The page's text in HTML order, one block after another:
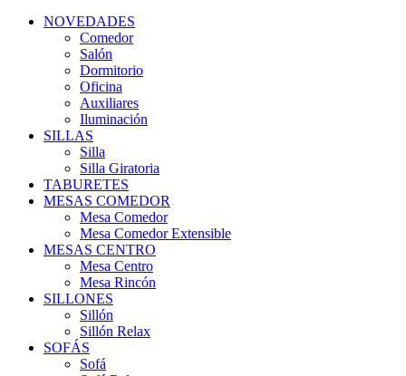
NOVEDADES
Comedor
Salón
Dormitorio
Oficina
Auxiliares
Iluminación
SILLAS
Silla
Silla Giratoria
TABURETES
MESAS COMEDOR
Mesa Comedor
Mesa Comedor Extensible
MESAS CENTRO
Mesa Centro
Mesa Rincón
SILLONES
Sillón
Sillón Relax
SOFÁS
Sofá